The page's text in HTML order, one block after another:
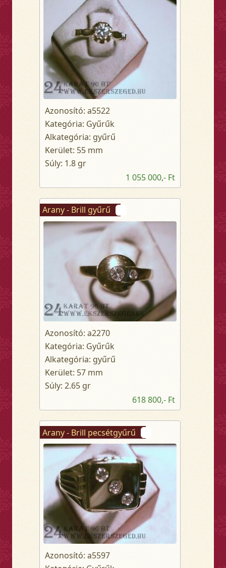
Azonosító: a5522
Kategória: Gyűrűk
Alkategória: gyűrű
Kerület: 55 mm
Súly: 1.8 gr
1 055 000,- Ft
Arany - Brill gyűrű
Azonosító: a2270
Kategória: Gyűrűk
Alkategória: gyűrű
Kerület: 57 mm
Súly: 2.65 gr
618 800,- Ft
Arany - Brill pecsétgyűrű
Azonosító: a5597